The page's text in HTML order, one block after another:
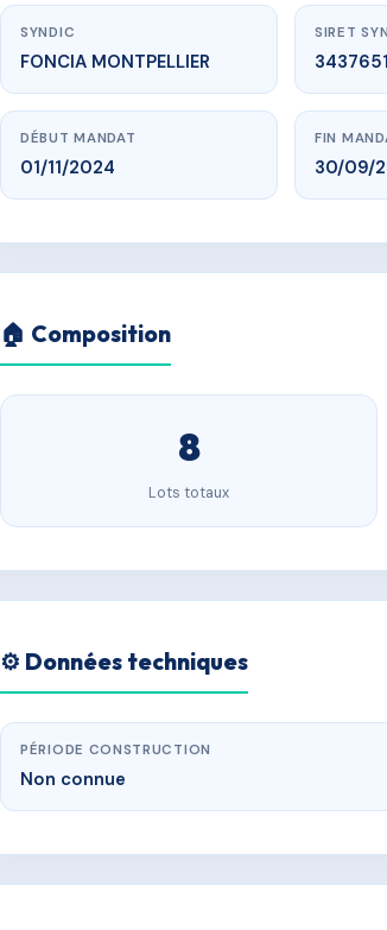
SYNDIC
FONCIA MONTPELLIER
SIRET
DÉBUT MANDAT
01/11/2024
FIN
30/09/
🏠 Composition
8
Lots totaux
⚙️ Données techniques
PÉRIODE CONSTRUCTION
Non connue